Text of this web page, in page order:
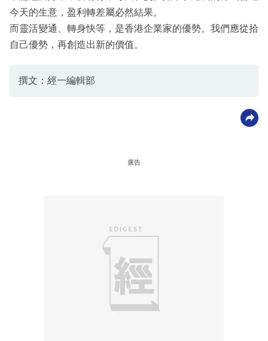
今天的生意，盈利轉差屬必然結果。
而靈活變通、轉身快等，是香港企業家的優勢。我們應從拾
自己優勢，再創造出新的價值。
撰文：經一編輯部
廣告